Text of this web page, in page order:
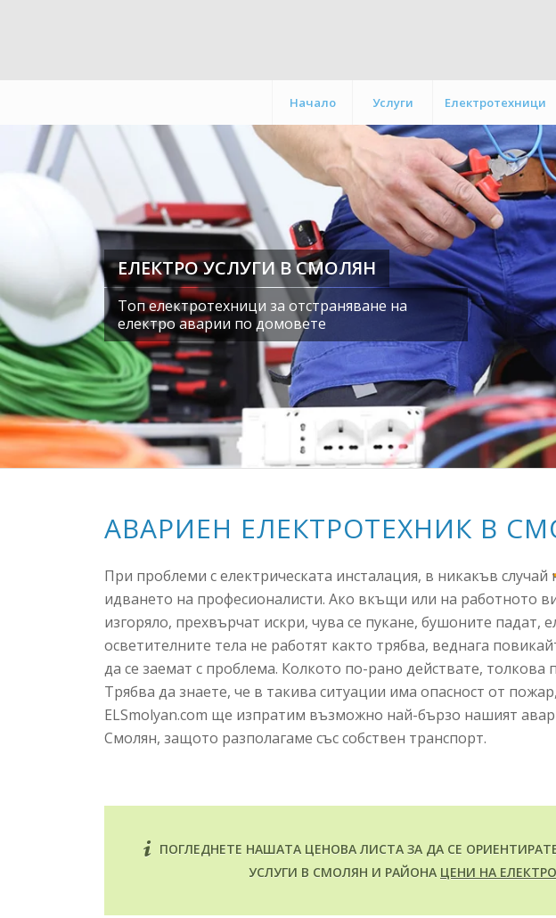
Начало Услуги Електротехници
ЕЛЕКТРО УСЛУГИ В СМОЛЯН
Топ електротехници за отстраняване на
електро аварии по домовете
АВАРИЕН ЕЛЕКТРОТЕХНИК В
При проблеми с електрическата инсталация, в никакъв случай
идването на професионалисти. Ако вкъщи или на работното
изгоряло, прехвърчат искри, чува се пукане, бушоните падат,
осветителните тела не работят както трябва, веднага
да се заемат с проблема. Колкото по-рано действате,
Трябва да знаете, че в такива ситуации има опасност от
ELSmolyan.com ще изпратим възможно най-бързо нашият
Смолян, защото разполагаме със собствен транспорт.
ПОГЛЕДНЕТЕ НАШАТА ЦЕНОВА ЛИСТА ЗА ДА СЕ
УСЛУГИ В СМОЛЯН И РАЙОНА ЦЕНИ НА